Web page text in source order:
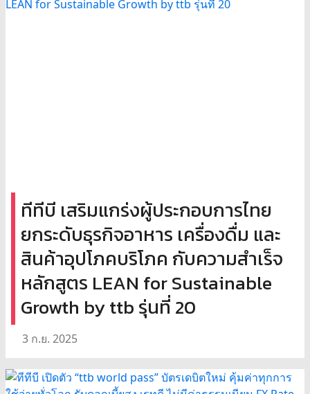
ทีทีบี เสริมแกร่งผู้ประกอบการไทย
ยกระดับธุรกิจอาหาร เครื่องดื่ม และ
สินค้าอุปโภคบริโภค กับความสำเร็จ
หลักสูตร LEAN for Sustainable
Growth by ttb รุ่นที่ 20
3 ก.ย. 2025